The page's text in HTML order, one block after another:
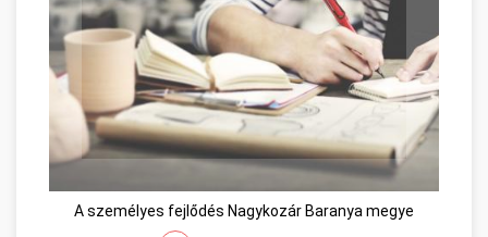
A személyes fejlődés Nagykozár Baranya megye